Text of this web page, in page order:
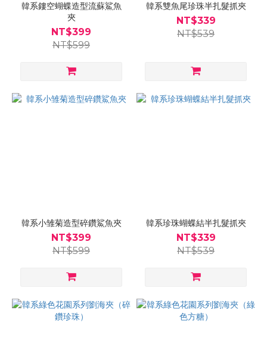
韓系鏤空蝴蝶造型流蘇鯊魚
夾
NT$399
NT$599
韓系雙魚尾珍珠半扎髮抓夾
NT$339
NT$539
韓系小雏菊造型碎鑽鯊魚夾
NT$399
NT$599
韓系珍珠蝴蝶結半扎髮抓夾
NT$339
NT$539